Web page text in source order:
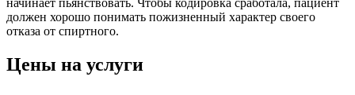
начинает пьянствовать. Чтобы кодировка сработала, пациент
должен хорошо понимать пожизненный характер своего
отказа от спиртного.
Цены на услуги